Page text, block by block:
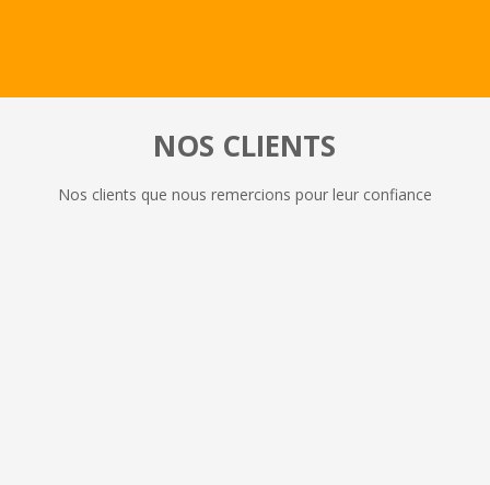
NOS CLIENTS
Nos clients que nous remercions pour leur confiance